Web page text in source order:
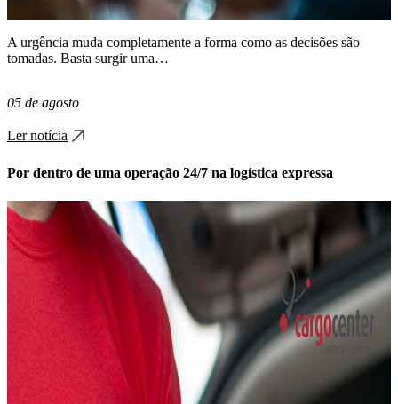
A urgência muda completamente a forma como as decisões são
tomadas. Basta surgir uma…
05 de agosto
Ler notícia
Por dentro de uma operação 24/7 na logística expressa